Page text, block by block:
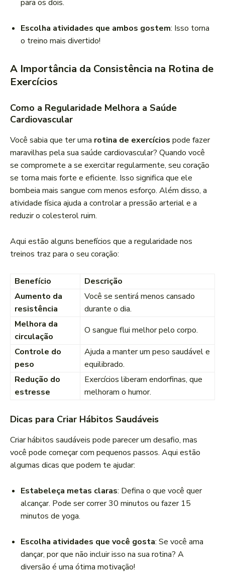
para os dois.
Escolha atividades que ambos gostem: Isso torna
o treino mais divertido!
A Importância da Consistência na Rotina de
Exercícios
Como a Regularidade Melhora a Saúde
Cardiovascular
Você sabia que ter uma rotina de exercícios pode fazer
maravilhas pela sua saúde cardiovascular? Quando você
se compromete a se exercitar regularmente, seu coração
se torna mais forte e eficiente. Isso significa que ele
bombeia mais sangue com menos esforço. Além disso, a
atividade física ajuda a controlar a pressão arterial e a
reduzir o colesterol ruim.
Aqui estão alguns benefícios que a regularidade nos
treinos traz para o seu coração:
Benefício
Descrição
Aumento da
resistência
Você se sentirá menos cansado
durante o dia.
Melhora da
circulação
O sangue flui melhor pelo corpo.
Controle do
peso
Ajuda a manter um peso saudável e
equilibrado.
Redução do
estresse
Exercícios liberam endorfinas, que
melhoram o humor.
Dicas para Criar Hábitos Saudáveis
Criar hábitos saudáveis pode parecer um desafio, mas
você pode começar com pequenos passos. Aqui estão
algumas dicas que podem te ajudar:
Estabeleça metas claras: Defina o que você quer
alcançar. Pode ser correr 30 minutos ou fazer 15
minutos de yoga.
Escolha atividades que você gosta: Se você ama
dançar, por que não incluir isso na sua rotina? A
diversão é uma ótima motivação!